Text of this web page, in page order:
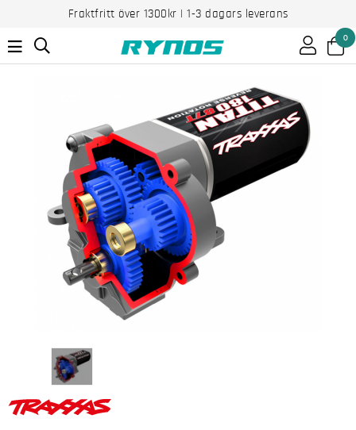
Fraktfritt över 1300kr | 1-3 dagars leverans
0